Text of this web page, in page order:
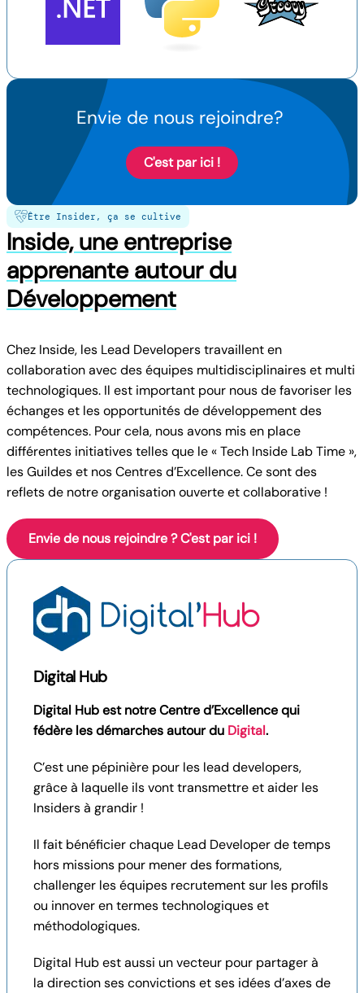
Envie de nous rejoindre?
C'est par ici !
Être Insider, ça se cultive
Inside, une entreprise
apprenante autour du
Développement
Chez Inside, les Lead Developers travaillent en
collaboration avec des équipes multidisciplinaires et multi
technologiques. Il est important pour nous de favoriser les
échanges et les opportunités de développement des
compétences. Pour cela, nous avons mis en place
différentes initiatives telles que le « Tech Inside Lab Time »,
les Guildes et nos Centres d’Excellence. Ce sont des
reflets de notre organisation ouverte et collaborative !
Envie de nous rejoindre ? C'est par ici !
Digital Hub
Digital Hub est notre Centre d’Excellence qui
fédère les démarches autour du Digital.
C’est une pépinière pour les lead developers,
grâce à laquelle ils vont transmettre et aider les
Insiders à grandir !
Il fait bénéficier chaque Lead Developer de temps
hors missions pour mener des formations,
challenger les équipes recrutement sur les profils
ou innover en termes technologiques et
méthodologiques.
Digital Hub est aussi un vecteur pour partager à
la direction ses convictions et ses idées d’axes de